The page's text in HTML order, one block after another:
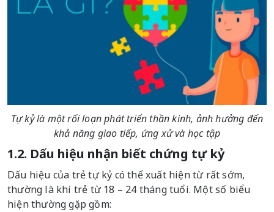
Tự kỷ là một rối loạn phát triển thần kinh, ảnh hưởng đến
khả năng giao tiếp, ứng xử và học tập
1.2. Dấu hiệu nhận biết chứng tự kỷ
Dấu hiệu của trẻ tự kỷ có thể xuất hiện từ rất sớm,
thường là khi trẻ từ 18 – 24 tháng tuổi. Một số biểu
hiện thường gặp gồm: